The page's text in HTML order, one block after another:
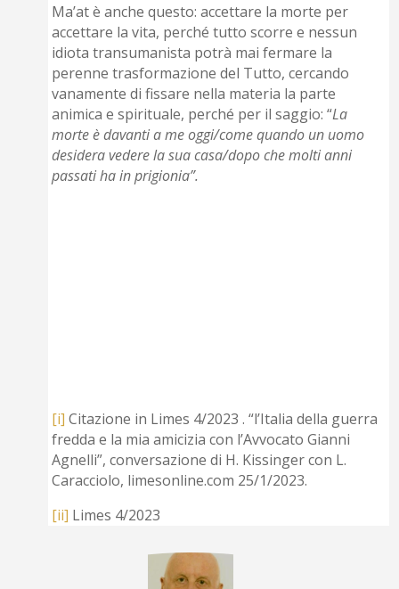
Ma’at è anche questo: accettare la morte per
accettare la vita, perché tutto scorre e nessun
idiota transumanista potrà mai fermare la
perenne trasformazione del Tutto, cercando
vanamente di fissare nella materia la parte
animica e spirituale, perché per il saggio: “La
morte è davanti a me oggi/come quando un uomo
desidera vedere la sua casa/dopo che molti anni
passati ha in prigionia”.
[i] Citazione in Limes 4/2023 . “l’Italia della guerra
fredda e la mia amicizia con l’Avvocato Gianni
Agnelli”, conversazione di H. Kissinger con L.
Caracciolo, limesonline.com 25/1/2023.
[ii] Limes 4/2023